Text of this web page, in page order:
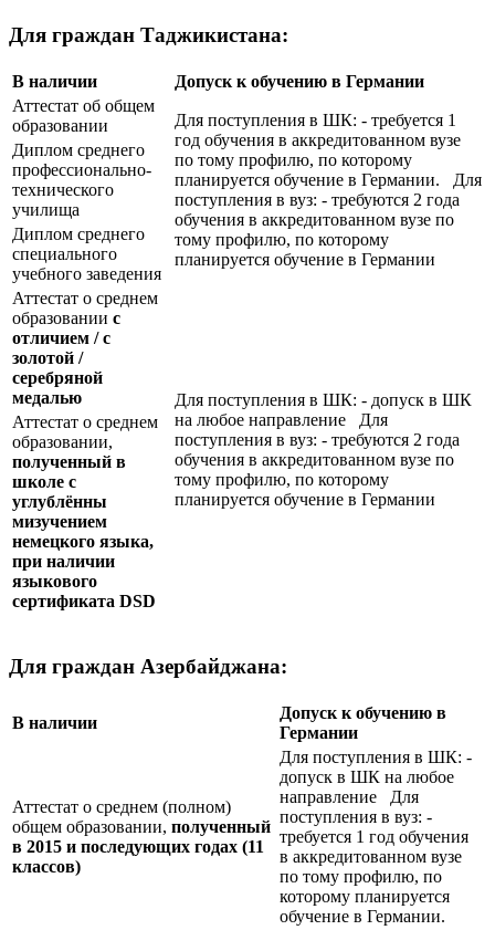
Для граждан Таджикистана:
В наличии
Допуск к обучению в Германии
Аттестат об общем
образовании
Для поступления в ШК: - требуется 1
год обучения в аккредитованном вузе
по тому профилю, по которому
планируется обучение в Германии. Для
поступления в вуз: - требуются 2 года
обучения в аккредитованном вузе по
тому профилю, по которому
планируется обучение в Германии
Диплом среднего
профессионально-
технического
училища
Диплом среднего
специального
учебного заведения
Аттестат о среднем
образовании с
отличием / с
золотой /
серебряной
медалью
Для поступления в ШК: - допуск в ШК
на любое направление Для
поступления в вуз: - требуются 2 года
обучения в аккредитованном вузе по
тому профилю, по которому
планируется обучение в Германии
Аттестат о среднем
образовании,
полученный в
школе с
углублённы
мизучением
немецкого языка,
при наличии
языкового
сертификата DSD
Для граждан Азербайджана:
В наличии
Допуск к обучению в
Германии
Аттестат о среднем (полном)
общем образовании, полученный
в 2015 и последующих годах (11
классов)
Для поступления в ШК: -
допуск в ШК на любое
направление Для
поступления в вуз: -
требуется 1 год обучения
в аккредитованном вузе
по тому профилю, по
которому планируется
обучение в Германии.